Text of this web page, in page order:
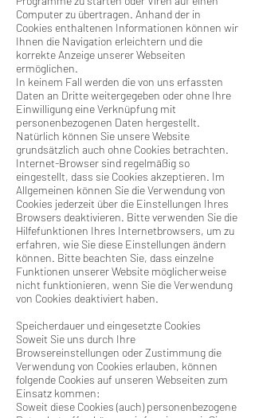
Computer zu übertragen. Anhand der in
Cookies enthaltenen Informationen können wir
Ihnen die Navigation erleichtern und die
korrekte Anzeige unserer Webseiten
ermöglichen.
In keinem Fall werden die von uns erfassten
Daten an Dritte weitergegeben oder ohne Ihre
Einwilligung eine Verknüpfung mit
personenbezogenen Daten hergestellt.
Natürlich können Sie unsere Website
grundsätzlich auch ohne Cookies betrachten.
Internet-Browser sind regelmäßig so
eingestellt, dass sie Cookies akzeptieren. Im
Allgemeinen können Sie die Verwendung von
Cookies jederzeit über die Einstellungen Ihres
Browsers deaktivieren. Bitte verwenden Sie die
Hilfefunktionen Ihres Internetbrowsers, um zu
erfahren, wie Sie diese Einstellungen ändern
können. Bitte beachten Sie, dass einzelne
Funktionen unserer Website möglicherweise
nicht funktionieren, wenn Sie die Verwendung
von Cookies deaktiviert haben.
Speicherdauer und eingesetzte Cookies
Soweit Sie uns durch Ihre
Browsereinstellungen oder Zustimmung die
Verwendung von Cookies erlauben, können
folgende Cookies auf unseren Webseiten zum
Einsatz kommen:
Soweit diese Cookies (auch) personenbezogene